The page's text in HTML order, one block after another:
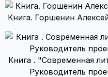
Книга. Горшенин
Книга . "Современная
Руководитель